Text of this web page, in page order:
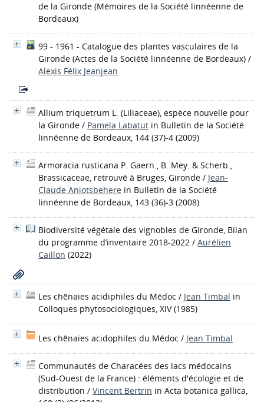
de la Gironde (Mémoires de la Société linnéenne de
Bordeaux)
99 - 1961 - Catalogue des plantes vasculaires de la
Gironde (Actes de la Société linnéenne de Bordeaux) /
Alexis Félix Jeanjean
Allium triquetrum L. (Liliaceae), espèce nouvelle pour
la Gironde / Pamela Labatut in Bulletin de la Société
linnéenne de Bordeaux, 144 (37)-4 (2009)
Armoracia rusticana P. Gaern., B. Mey. & Scherb.,
Brassicaceae, retrouvé à Bruges, Gironde / Jean-
Claude Aniotsbehere in Bulletin de la Société
linnéenne de Bordeaux, 143 (36)-3 (2008)
Biodiversité végétale des vignobles de Gironde, Bilan
du programme d’inventaire 2018-2022 / Aurélien
Caillon (2022)
Les chênaies acidiphiles du Médoc / Jean Timbal in
Colloques phytosociologiques, XIV (1985)
Les chênaies acidophiles du Médoc / Jean Timbal
Communautés de Characées des lacs médocains
(Sud-Ouest de la France) : éléments d'écologie et de
distribution / Vincent Bertrin in Acta botanica gallica,